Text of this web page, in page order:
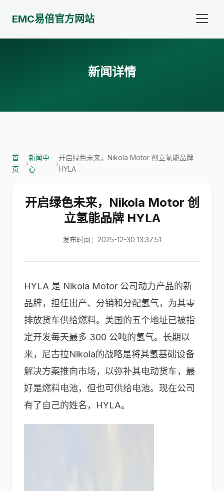
EMC易倍官方网站
新闻详情
首
页
›
新闻中
心
›
开启绿色未来，Nikola Motor 创立氢能品牌
HYLA
开启绿色未来，Nikola Motor 创
立氢能品牌 HYLA
发布时间：2025-12-30 13:37:51
HYLA 是 Nikola Motor 公司动力产品的新
品牌，担任出产、分销和分配氢气，为其零
排放货车供给燃料。美国的五个地址已被指
定开发每天最多 300 公吨的氢气。长期以
来，尼古拉Nikola的战略是将其氢基础设备
解决方案推向市场，以弥补其电动货车，最
好是燃料电池，但也可供给电池。现在公司
有了自己的姓名，HYLA。